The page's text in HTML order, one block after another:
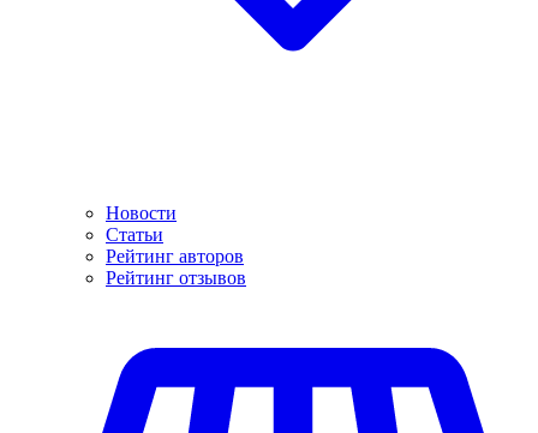
Новости
Статьи
Рейтинг авторов
Рейтинг отзывов